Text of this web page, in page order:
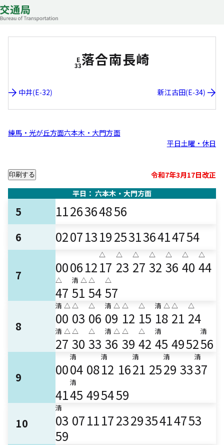
E
33落合南長崎
中井(E-32) 新江古田(E-34)
練馬・光が丘方面六本木・大門方面
平日土曜・休日
印刷する
令和7年3月17日改正
平日： 六本木・大門方面
5 1126364856
6 02071319253136414754
7 000612
△
17
△
23
△
27
△
32
△
36
△
40
△
44
△
47
清 △
51
△
54
△
57
8
清 △
00
△
03
△
06
清 △
09
△
12
△
15
清 △
18
△
21
△
24
清 △
27
△
30
△
33
清 △
36
△
39
△
42
清
45 4952
清
56
9 00
清
04 08
清
12 16
清
21 25
清
29 33
清
37
41
清
45 495459
10
清
03 071117232935414753
59